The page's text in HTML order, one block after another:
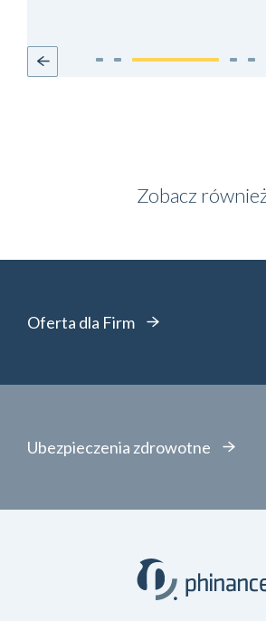
Zobacz
Oferta dla Firm
Ubezpieczenia zdrowotne